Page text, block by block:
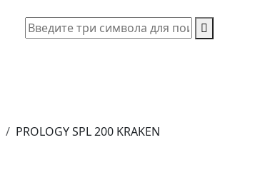
PROLOGY SPL 200 KRAKEN